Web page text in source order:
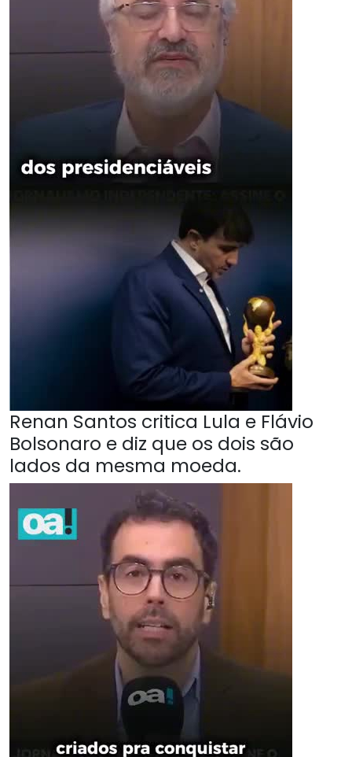
Renan Santos critica Lula e Flávio
Bolsonaro e diz que os dois são
lados da mesma moeda.